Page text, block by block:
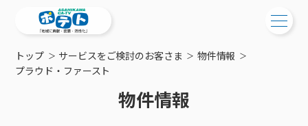
ご検討中の方
トップ サービスをご検討のお客さま
物件情報
プラウド・ファースト
物件情報